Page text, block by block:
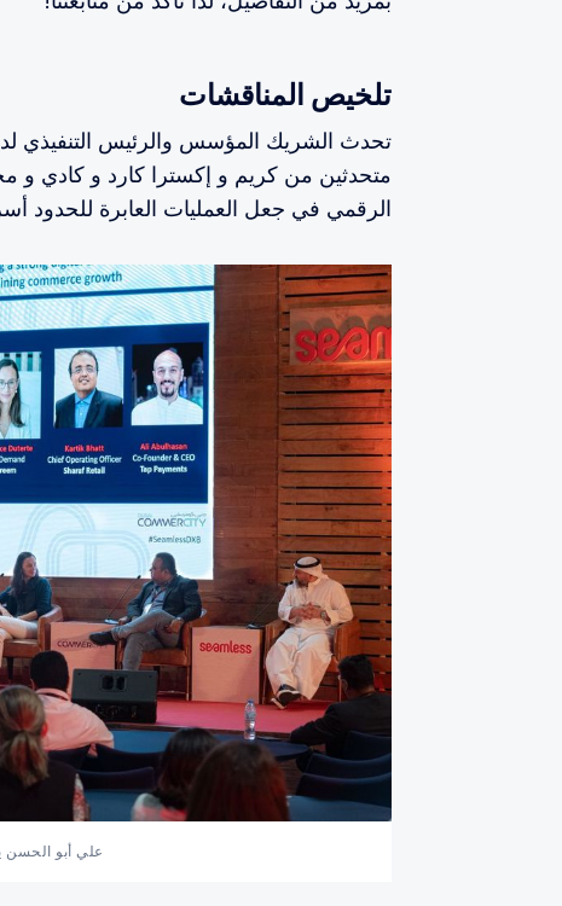
تلخيص المناقشات
تحدث الشريك المؤسس والرئيس التنفيذي
متحدثين من كريم و إكسترا كارد و كادي و
الرقمي في جعل العمليات العابرة للحدود
علي أبو